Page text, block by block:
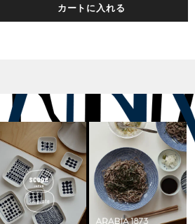
カートに入れる